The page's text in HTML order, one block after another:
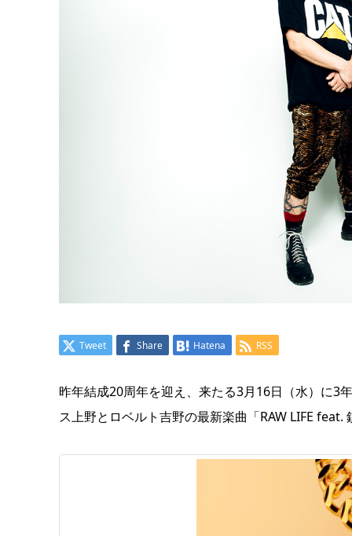
Tweet Share Hatena RSS
昨年結成20周年を迎え、来たる3月16日（水）に3
ス上野とロベルト吉野の最新楽曲「RAW LIFE